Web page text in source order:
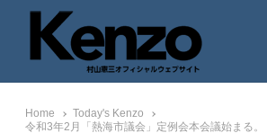
七転八起 – 村山憲三
村山憲三ウェブサイト
Home
Today's Kenzo
令和3年2月「熱海市議会」定例会本会議始まる。